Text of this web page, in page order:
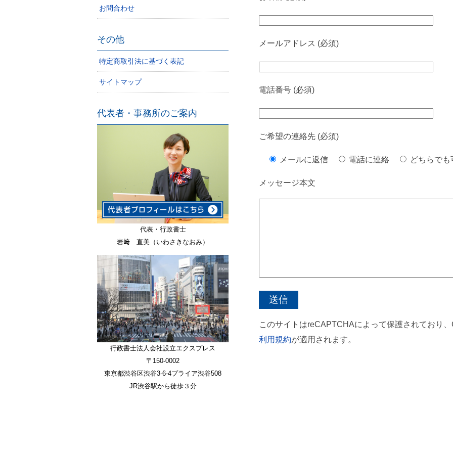
メールアドレス (必須)
電話番号 (必須)
ご希望の連絡先 (必須)
メールに返信 電話に連絡 どちらでも
メッセージ本文
このサイトはreCAPTCHAによって保護されており
利用規約が適用されます。
お問合わせ
その他
特定商取引法に基づく表記
サイトマップ
代表者・事務所のご案内
代表・行政書士
岩﨑 直美（いわさきなおみ）
行政書士法人会社設立エクスプレス
〒150-0002
東京都渋谷区渋谷3-6-4プライア渋谷508
JR渋谷駅から徒歩３分